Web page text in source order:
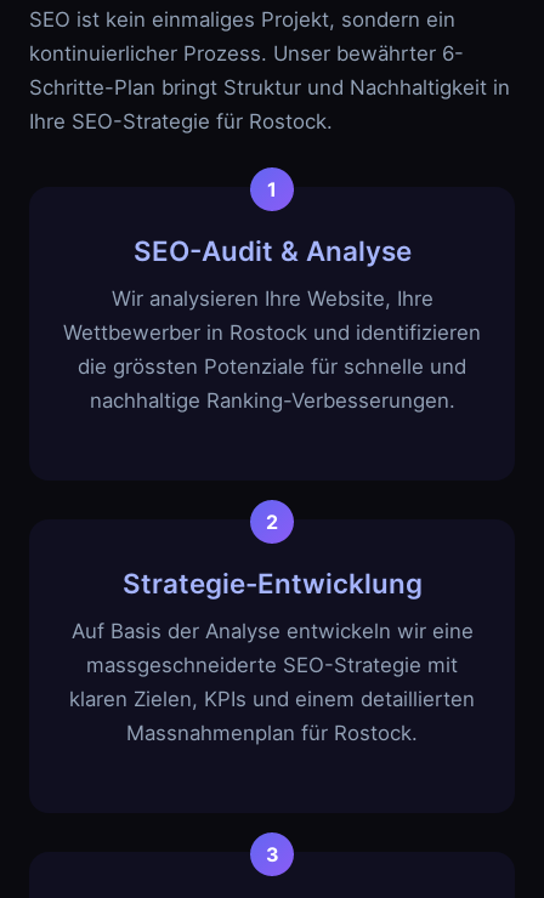
SEO ist kein einmaliges Projekt, sondern ein
kontinuierlicher Prozess. Unser bewährter 6-
Schritte-Plan bringt Struktur und Nachhaltigkeit in
Ihre SEO-Strategie für Rostock.
SEO-Audit & Analyse
Wir analysieren Ihre Website, Ihre
Wettbewerber in Rostock und identifizieren
die grössten Potenziale für schnelle und
nachhaltige Ranking-Verbesserungen.
Strategie-Entwicklung
Auf Basis der Analyse entwickeln wir eine
massgeschneiderte SEO-Strategie mit
klaren Zielen, KPIs und einem detaillierten
Massnahmenplan für Rostock.